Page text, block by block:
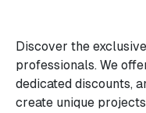
Discover the
professionals. We
dedicated discounts,
create unique